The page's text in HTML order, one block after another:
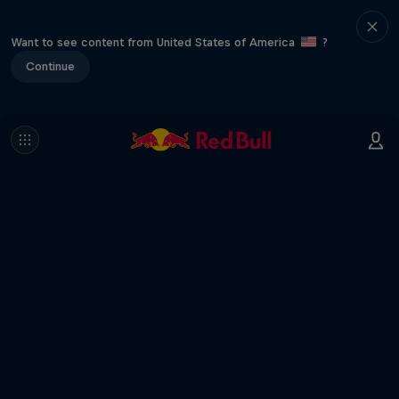
Want to see content from United States of America
?
Continue